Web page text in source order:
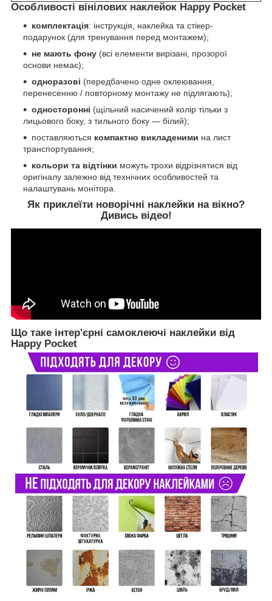
Особливості вінілових наклейок Happy Pocket
комплектація: інструкція, наклейка та стікер-
подарунок (для тренування перед монтажем);
не мають фону (всі елементи вирізані, прозорої
основи немає);
одноразові (передбачено одне оклеювання,
перенесенню / повторному монтажу не підлягають);
односторонні (щільний насичений колір тільки з
лицьового боку, з тильного боку ― білий);
поставляються компактно викладеними на лист
транспортування;
кольори та відтінки можуть трохи відрізнятися від
оригіналу залежно від технічних особливостей та
налаштувань монітора.
Як приклеїти новорічні наклейки на вікно?
Дивись відео!
Що таке інтер'єрні самоклеючі наклейки від
Happy Pocket